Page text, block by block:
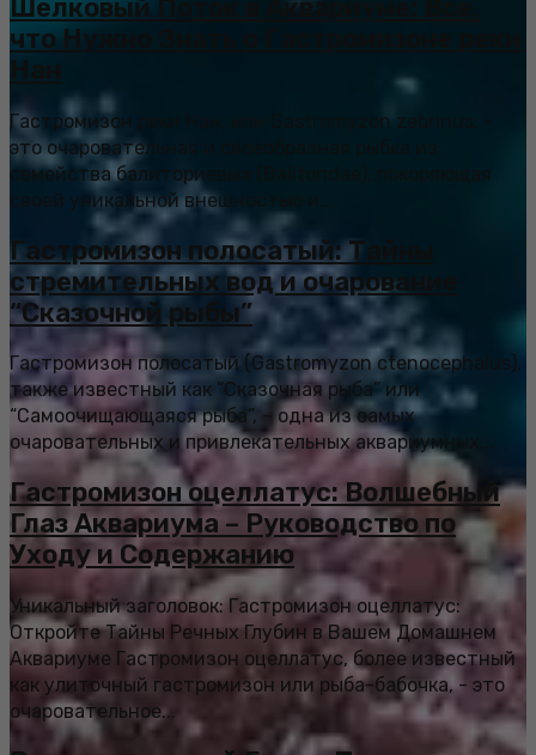
Шелковый Поток в Аквариуме: Все,
что Нужно Знать о Гастромизоне реки
Нан
Гастромизон реки Нан, или Gastromyzon zebrinus, –
это очаровательная и своеобразная рыбка из
семейства балиториевых (Balitoridae), покоряющая
своей уникальной внешностью и...
Гастромизон полосатый: Тайны
стремительных вод и очарование
“Сказочной рыбы”
Гастромизон полосатый (Gastromyzon ctenocephalus),
также известный как “Сказочная рыба” или
“Самоочищающаяся рыба”, – одна из самых
очаровательных и привлекательных аквариумных...
Гастромизон оцеллатус: Волшебный
Глаз Аквариума – Руководство по
Уходу и Содержанию
Уникальный заголовок: Гастромизон оцеллатус:
Откройте Тайны Речных Глубин в Вашем Домашнем
Аквариуме Гастромизон оцеллатус, более известный
как улиточный гастромизон или рыба-бабочка, - это
очаровательное...